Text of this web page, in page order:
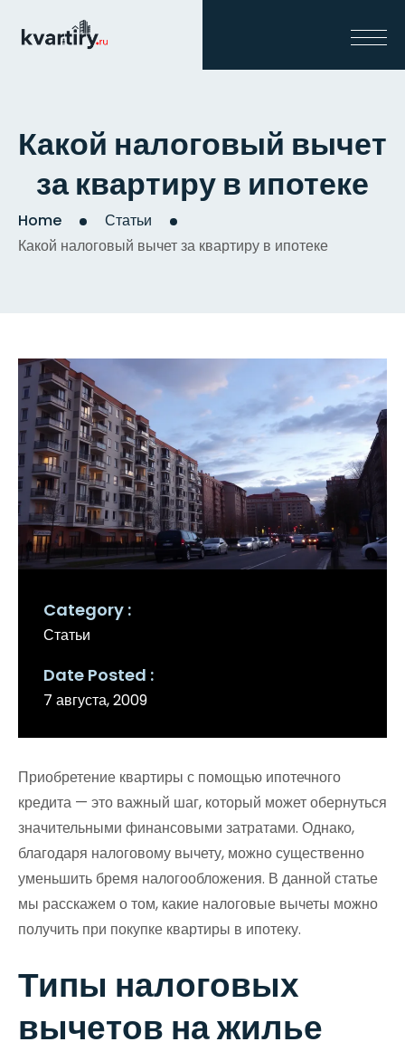
Какой налоговый вычет
за квартиру в ипотеке
Home
Статьи
Какой налоговый вычет за квартиру в ипотеке
Category
Статьи
Date Posted
7 августа, 2009
Приобретение квартиры с помощью ипотечного
кредита — это важный шаг, который может обернуться
значительными финансовыми затратами. Однако,
благодаря налоговому вычету, можно существенно
уменьшить бремя налогообложения. В данной статье
мы расскажем о том, какие налоговые вычеты можно
получить при покупке квартиры в ипотеку.
Типы налоговых
вычетов на жилье